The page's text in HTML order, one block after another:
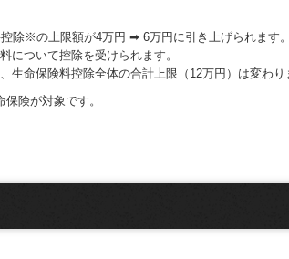
除※の上限額が4万円 ➡ 6万円に引き上げられます。
について控除を受けられます。
命保険料控除全体の合計上限（12万円）は変わり
険が対象です。